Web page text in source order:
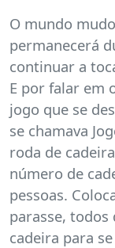
O mundo
permanecerá
continuar a
E por falar em
jogo que se
se chamava
roda de
número de
pessoas.
parasse,
cadeira para